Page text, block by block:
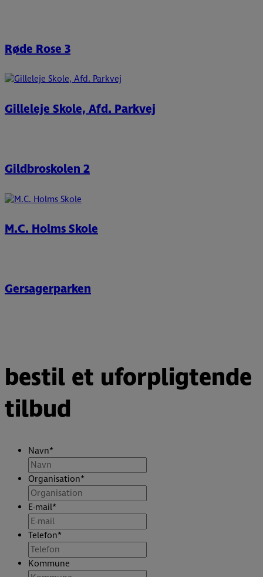
Røde Rose 3
Gilleleje Skole, Afd. Parkvej
Gildbroskolen 2
M.C. Holms Skole
Gersagerparken
bestil et uforpligtende
tilbud
Navn*
Organisation*
E-mail*
Telefon*
Kommune